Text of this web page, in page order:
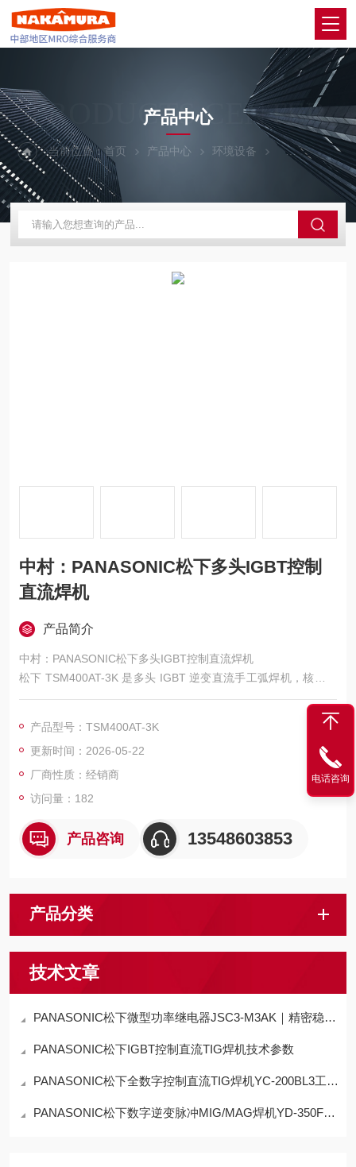
PRODUCTS CENTER
产品中心
当前位置：首页 产品中心 环境设备 PANASONIC松
中村：PANASONIC松下多头IGBT控制
直流焊机
产品简介
中村：PANASONIC松下多头IGBT控制直流焊机
松下 TSM400AT-3K 是多头 IGBT 逆变直流手工弧焊机，核心是
三台 400A 电源集成一体、高可靠、抗恶劣环境、适合多工位 /
产品型号：TSM400AT-3K
更新时间：2026-05-22
厂商性质：经销商
访问量：182
产品咨询 13548603853
产品分类
技术文章
PANASONIC松下微型功率继电器JSC3-M3AK｜精密稳定+高效适配，工业级继电器
PANASONIC松下IGBT控制直流TIG焊机技术参数
PANASONIC松下全数字控制直流TIG焊机YC-200BL3工作原理
PANASONIC松下数字逆变脉冲MIG/MAG焊机YD-350FT3特点
电话咨询